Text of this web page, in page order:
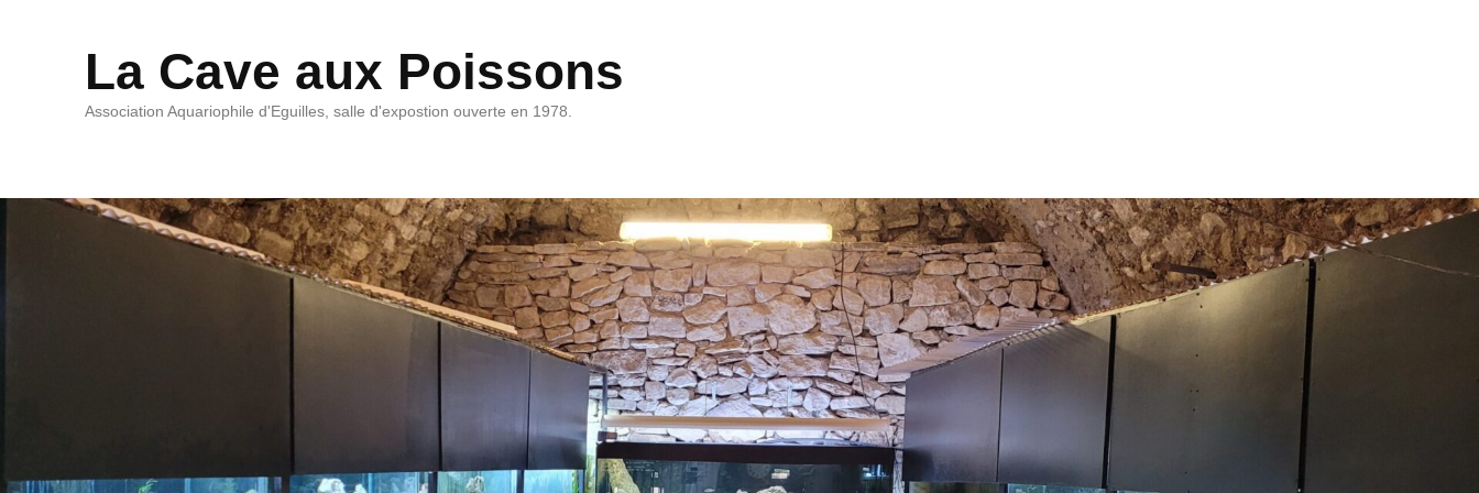
La Cave aux Poissons
Association Aquariophile d'Eguilles, salle d'expostion ouverte en 1978.